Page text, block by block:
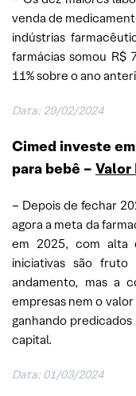
venda de
indústrias
farmácias somou R$
11% sobre o ano
Data: 29/02/2024
Cimed investe
para bebê – Valor
– Depois de fechar
agora a meta da
em 2025, com alta
iniciativas são
andamento, mas a
empresas nem o
ganhando
capital.
Data: 01/03/2024